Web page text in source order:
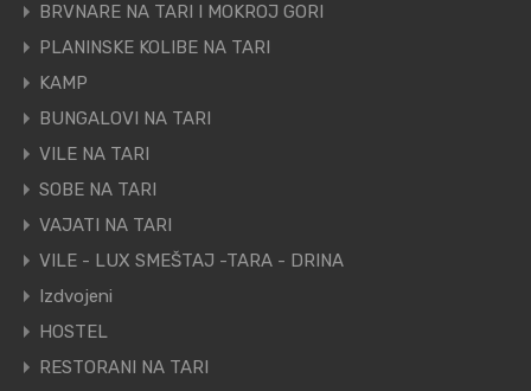
BRVNARE NA TARI I MOKROJ GORI
PLANINSKE KOLIBE NA TARI
KAMP
BUNGALOVI NA TARI
VILE NA TARI
SOBE NA TARI
VAJATI NA TARI
VILE - LUX SMEŠTAJ -TARA - DRINA
Izdvojeni
HOSTEL
RESTORANI NA TARI